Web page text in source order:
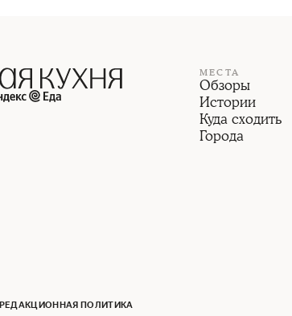
МЕСТА
Обзоры
Истории
Куда сходить
Города
РЕДАКЦИОННАЯ ПОЛИТИКА